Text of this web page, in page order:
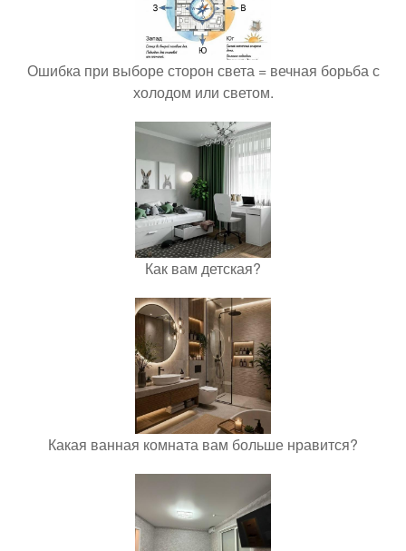
Ошибка при выборе сторон света = вечная борьба с
холодом или светом.
Как вам детская?
Какая ванная комната вам больше нравится?